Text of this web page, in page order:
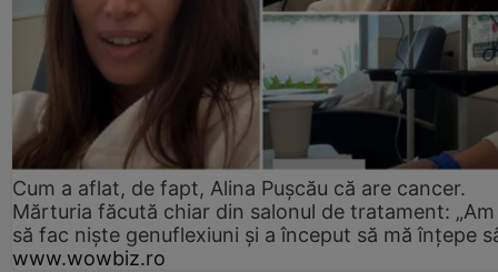
Cum a aflat, de fapt, Alina Pușcău că are cancer.
Mărturia făcută chiar din salonul de tratament:
să fac niște genuflexiuni și a început să mă înțepe
www.wowbiz.ro